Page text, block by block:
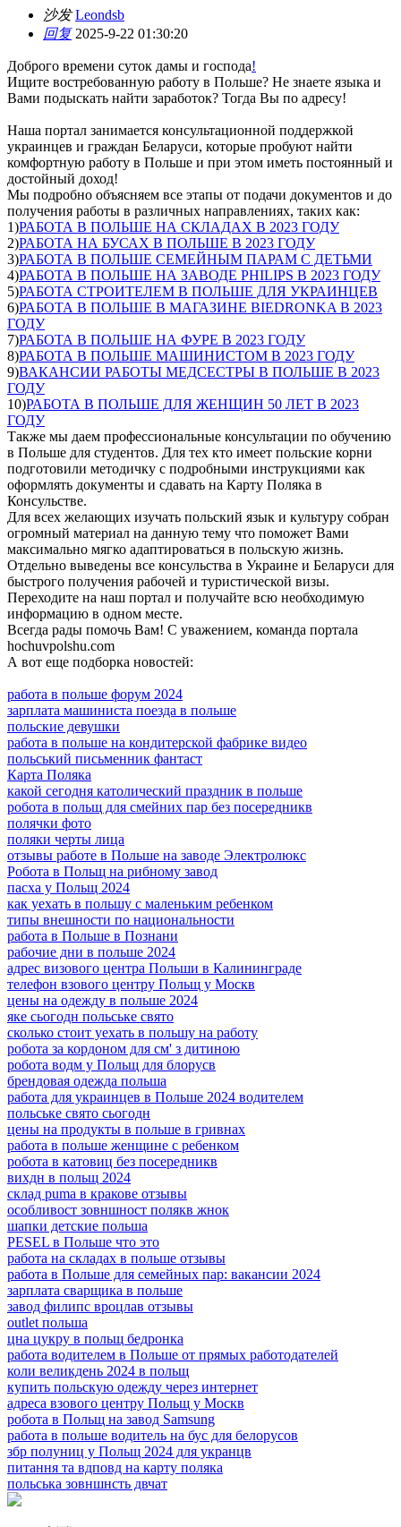
沙发Leondsb
回复2025-9-22 01:30:20
Доброго времени суток дамы и господа!
Ищите востребованную работу в Польше? Не знаете языка и
Вами подыскать найти заработок? Тогда Вы по адресу!
Наша портал занимается консультационной поддержкой
украинцев и граждан Беларуси, которые пробуют найти
комфортную работу в Польше и при этом иметь постоянный и
достойный доход!
Мы подробно объясняем все этапы от подачи документов и до
получения работы в различных направлениях, таких как:
1)РАБОТА В ПОЛЬШЕ НА СКЛАДАХ В 2023 ГОДУ
2)РАБОТА НА БУСАХ В ПОЛЬШЕ В 2023 ГОДУ
3)РАБОТА В ПОЛЬШЕ СЕМЕЙНЫМ ПАРАМ С ДЕТЬМИ
4)РАБОТА В ПОЛЬШЕ НА ЗАВОДЕ PHILIPS В 2023 ГОДУ
5)РАБОТА СТРОИТЕЛЕМ В ПОЛЬШЕ ДЛЯ УКРАИНЦЕВ
6)РАБОТА В ПОЛЬШЕ В МАГАЗИНЕ BIEDRONKA В 2023
ГОДУ
7)РАБОТА В ПОЛЬШЕ НА ФУРЕ В 2023 ГОДУ
8)РАБОТА В ПОЛЬШЕ МАШИНИСТОМ В 2023 ГОДУ
9)ВАКАНСИИ РАБОТЫ МЕДСЕСТРЫ В ПОЛЬШЕ В 2023
ГОДУ
10)РАБОТА В ПОЛЬШЕ ДЛЯ ЖЕНЩИН 50 ЛЕТ В 2023
ГОДУ
Также мы даем профессиональные консультации по обучению
в Польше для студентов. Для тех кто имеет польские корни
подготовили методичку с подробными инструкциями как
оформлять документы и сдавать на Карту Поляка в
Консульстве.
Для всех желающих изучать польский язык и культуру собран
огромный материал на данную тему что поможет Вами
максимально мягко адаптироваться в польскую жизнь.
Отдельно выведены все консульства в Украине и Беларуси для
быстрого получения рабочей и туристической визы.
Переходите на наш портал и получайте всю необходимую
информацию в одном месте.
Всегда рады помочь Вам! С уважением, команда портала
hochuvpolshu.com
А вот еще подборка новостей:
работа в польше форум 2024
зарплата машиниста поезда в польше
польские девушки
работа в польше на кондитерской фабрике видео
польський письменник фантаст
Карта Поляка
какой сегодня католический праздник в польше
робота в польщ для смейних пар без посередникв
полячки фото
поляки черты лица
отзывы работе в Польше на заводе Электролюкс
Робота в Польщ на рибному завод
пасха у Польщ 2024
как уехать в польшу с маленьким ребенком
типы внешности по национальности
работа в Польше в Познани
рабочие дни в польше 2024
адрес визового центра Польши в Калининграде
телефон взового центру Польщ у Москв
цены на одежду в польше 2024
яке сьогодн польське свято
сколько стоит уехать в польшу на работу
робота за кордоном для см' з дитиною
робота водм у Польщ для блорусв
брендовая одежда польша
работа для украинцев в Польше 2024 водителем
польське свято сьогодн
цены на продукты в польше в гривнах
работа в польше женщине с ребенком
робота в катовиц без посередникв
вихдн в польщ 2024
склад puma в кракове отзывы
особливост зовншност полякв жнок
шапки детские польша
PESEL в Польше что это
работа на складах в польше отзывы
работа в Польше для семейных пар: вакансии 2024
зарплата сварщика в польше
завод филипс вроцлав отзывы
outlet польша
цна цукру в польщ бедронка
работа водителем в Польше от прямых работодателей
коли великдень 2024 в польщ
купить польскую одежду через интернет
адреса взового центру Польщ у Москв
робота в Польщ на завод Samsung
работа в польше водитель на бус для белорусов
збр полуниц у Польщ 2024 для укранцв
питання та вдповд на карту поляка
польська зовншнсть двчат